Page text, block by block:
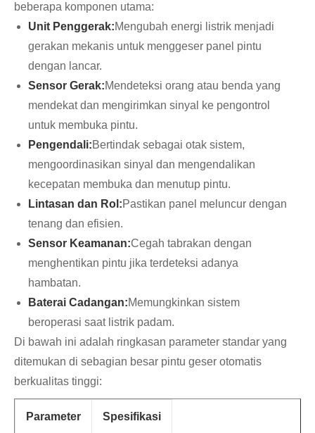
beberapa komponen utama:
Unit Penggerak:Mengubah energi listrik menjadi
gerakan mekanis untuk menggeser panel pintu
dengan lancar.
Sensor Gerak:Mendeteksi orang atau benda yang
mendekat dan mengirimkan sinyal ke pengontrol
untuk membuka pintu.
Pengendali:Bertindak sebagai otak sistem,
mengoordinasikan sinyal dan mengendalikan
kecepatan membuka dan menutup pintu.
Lintasan dan Rol:Pastikan panel meluncur dengan
tenang dan efisien.
Sensor Keamanan:Cegah tabrakan dengan
menghentikan pintu jika terdeteksi adanya
hambatan.
Baterai Cadangan:Memungkinkan sistem
beroperasi saat listrik padam.
Di bawah ini adalah ringkasan parameter standar yang
ditemukan di sebagian besar pintu geser otomatis
berkualitas tinggi:
Parameter Spesifikasi